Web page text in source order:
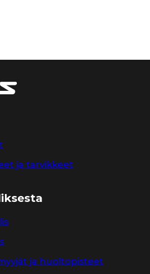
ja tarvikkeet
ja huoltopisteet